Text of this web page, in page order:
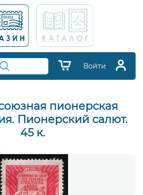
Войти
пионерская
Пионерский салют.
45 к.